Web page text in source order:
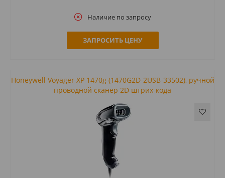
Наличие по запросу
ЗАПРОСИТЬ ЦЕНУ
Honeywell Voyager XP 1470g (1470G2D-2USB-33502), ручной
проводной сканер 2D штрих-кода